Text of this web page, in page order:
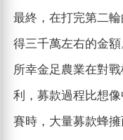
最終，在打完第二
得三千萬左右的金額
所幸金足農業在對
利，募款過程比想
賽時，大量募款蜂擁